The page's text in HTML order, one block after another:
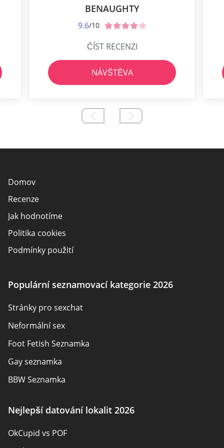
BENAUGHTY
9.6/10
ČÍST RECENZI
NÁVŠTĚVA
Domov
Recenze
Jak hodnotíme
Politika cookies
Podmínky použití
O nás
Populární seznamovací kategorie 2026
Stránky pro sexchat
Neformální sex
Foot Fetish Seznamka
Gay seznamka
BBW Seznamka
Pansexual Seznamka
Rencontres adultes
Nejlepší datování lokalit 2026
OkCupid vs POF